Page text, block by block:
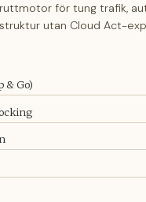
för tung trafik,
utan Cloud Act-
& Go)